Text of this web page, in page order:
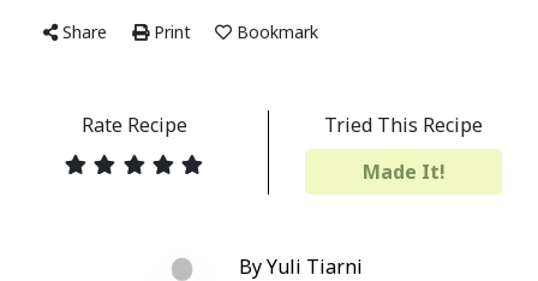
Share Print Bookmark
Rate Recipe
Tried This Recipe
Made It!
By Yuli Tiarni